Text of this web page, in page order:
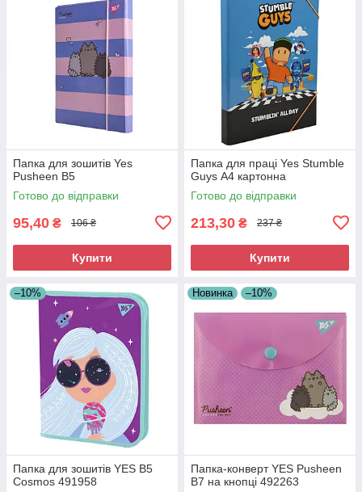
Папка для зошитів Yes
Pusheen В5
Готово до відправки
95,40 ₴ 106 ₴
Купити
Папка для праці Yes Stumble
Guys А4 картонна
Готово до відправки
213,30 ₴ 237 ₴
Купити
–10%
Папка для зошитів YES В5
Cosmos 491958
Новинка –10%
Папка-конверт YES Pusheen
B7 на кнопці 492263